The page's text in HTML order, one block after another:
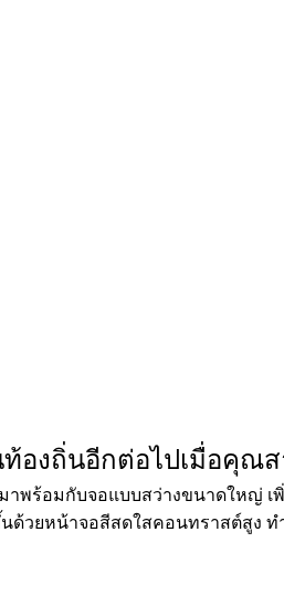
องถิ่นอีกต่อไปเมื่อคุณส
พร้อมกับจอแบบสว่างขนาดใหญ่
ด้วยหน้าจอสีสดใสคอนทราสต์สูง